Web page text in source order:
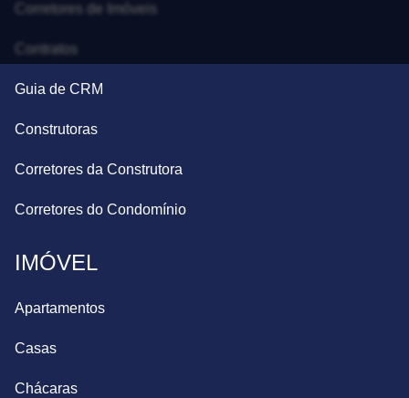
Corretores de Imóveis
Contratos
Guia de CRM
Construtoras
Corretores da Construtora
Corretores do Condomínio
IMÓVEL
Apartamentos
Casas
Chácaras